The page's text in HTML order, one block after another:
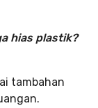
hias plastik?
tambahan